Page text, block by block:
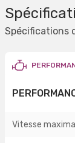
Spécifications
Vitesse